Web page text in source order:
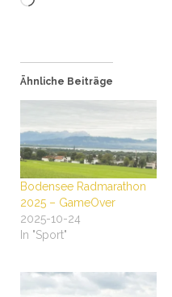
Ähnliche Beiträge
Bodensee Radmarathon
2025 – GameOver
2025-10-24
In "Sport"